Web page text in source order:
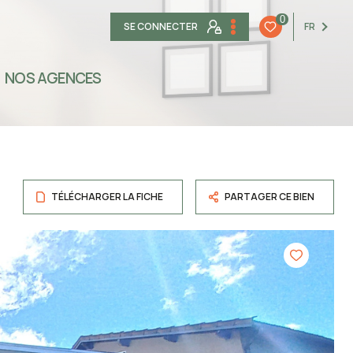
SE CONNECTER
0
FR
NOS AGENCES
TÉLÉCHARGER LA FICHE PARTAGER CE BIEN